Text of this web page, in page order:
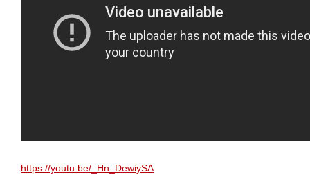
https://youtu.be/_Hn_DewiySA